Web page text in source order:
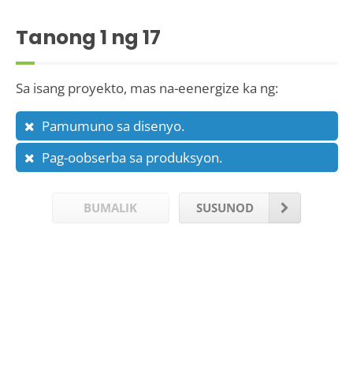
Tanong 1 ng 17
Sa isang proyekto, mas na-eenergize ka ng:
Pamumuno sa disenyo.
Pag-oobserba sa produksyon.
BUMALIK SUSUNOD